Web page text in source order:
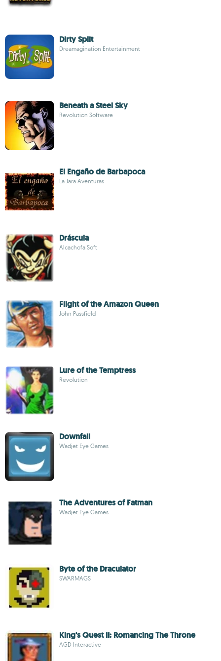
Dirty Split
Dreamagination Entertainment
Beneath a Steel Sky
Revolution Software
El Engaño de Barbapoca
La Jara Aventuras
Dráscula
Alcachofa Soft
Flight of the Amazon Queen
John Passfield
Lure of the Temptress
Revolution
Downfall
Wadjet Eye Games
The Adventures of Fatman
Wadjet Eye Games
Byte of the Draculator
SWARMAGS
King's Quest II: Romancing The Throne
AGD Interactive